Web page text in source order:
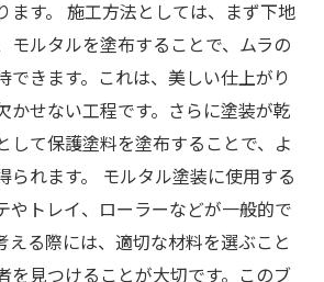
ます。 施工方法としては、まず下地
モルタルを塗布することで、ムラの
できます。これは、美しい仕上がり
かせない工程です。さらに塗装が乾
して保護塗料を塗布することで、よ
られます。 モルタル塗装に使用する
やトレイ、ローラーなどが一般的で
える際には、適切な材料を選ぶこと
を見つけることが大切です。このブ